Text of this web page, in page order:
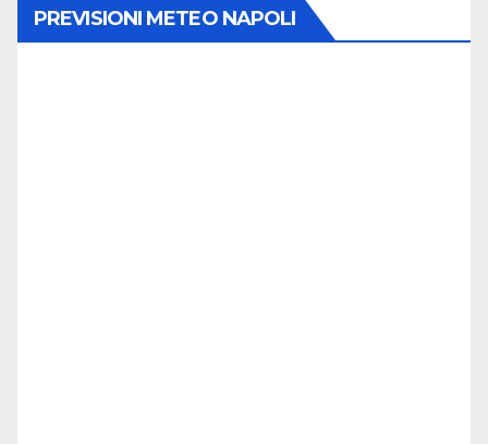
PREVISIONI METEO NAPOLI